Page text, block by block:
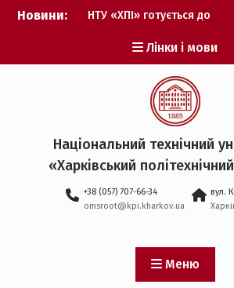
Перейти
Новини:
НТУ «ХПІ» готується до
Музичні таланти ХПІ
запрошуються на
Всеукраїнський
фестиваль «Червона
рута – 2027»
ХПІ уклав угоду про
партнерство з ДержНДІ
технологій кібербезпеки
Головнокомандувачем
Збройних Сил України
участю ХПІ обговорили
перспективи українсько-
іспанського
Лінки і мови
Національний технічний
«Харківський
+38 (057) 707-66-34
omsroot@kpi.kharkov.ua
вул.
Меню